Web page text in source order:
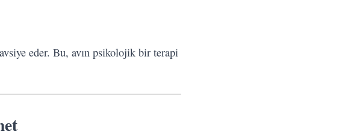
eder. Bu, avın psikolojik bir terapi